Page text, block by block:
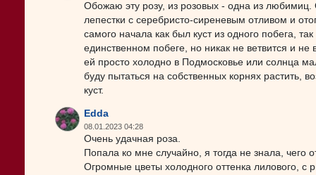
Обожаю эту розу, из розовых - одна из
лепестки с серебристо-сиреневым отливом и
самого начала как был куст из одного побега,
единственном побеге, но никак не ветвится и
ей просто холодно в Подмосковье или солнца
буду пытаться на собственных корнях растить,
куст.
Edda
08.01.2023 04:28
Очень удачная роза.
Попала ко мне случайно, я тогда не знала, чего
Огромные цветы холодного оттенка лилового,